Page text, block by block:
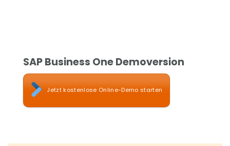
SAP Business One Demoversion
Jetzt kostenlose Online-Demo starten